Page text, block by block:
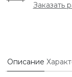
Заказать
Описание